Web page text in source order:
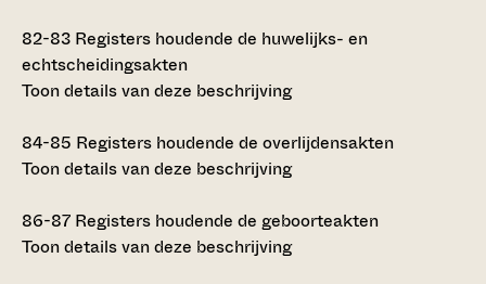
82-83 Registers houdende de huwelijks- en
echtscheidingsakten
Toon details van deze beschrijving
84-85 Registers houdende de overlijdensakten
Toon details van deze beschrijving
86-87 Registers houdende de geboorteakten
Toon details van deze beschrijving